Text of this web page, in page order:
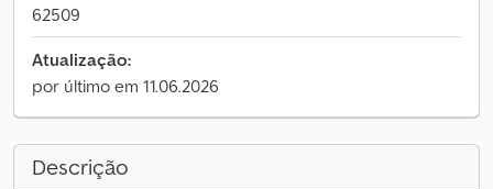
62509
Atualização:
por último em 11.06.2026
Descrição